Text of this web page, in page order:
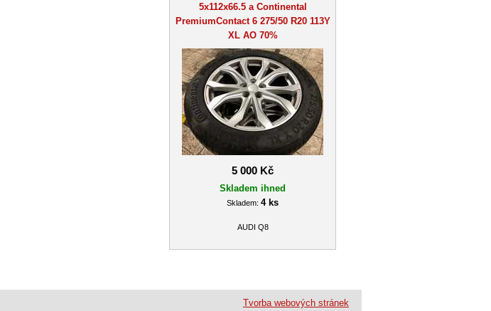
5x112x66.5 a Continental
PremiumContact 6 275/50 R20 113Y
XL AO 70%
5 000 Kč
Skladem ihned
Skladem: 4 ks
AUDI Q8
Tvorba webových stránek